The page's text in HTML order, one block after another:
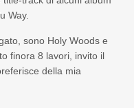
Way.
sono Holy Woods e
finora 8 lavori, invito il
della mia